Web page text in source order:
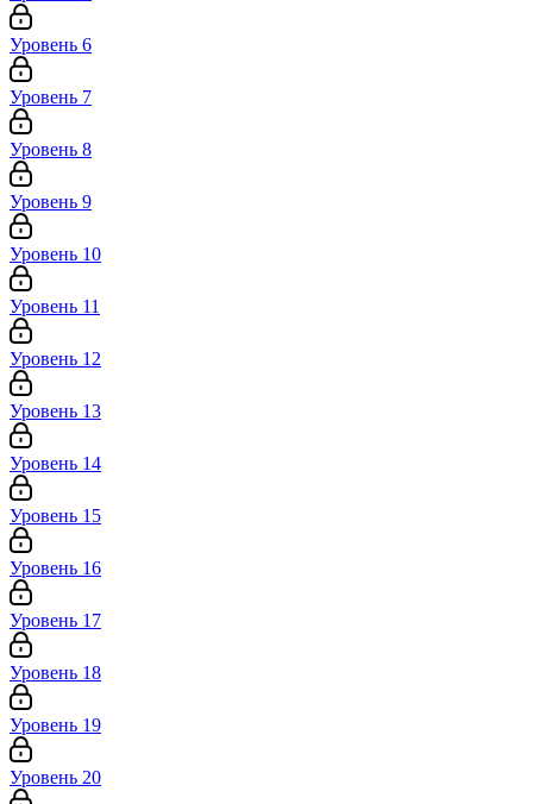
Уровень 6
Уровень 7
Уровень 8
Уровень 9
Уровень 10
Уровень 11
Уровень 12
Уровень 13
Уровень 14
Уровень 15
Уровень 16
Уровень 17
Уровень 18
Уровень 19
Уровень 20